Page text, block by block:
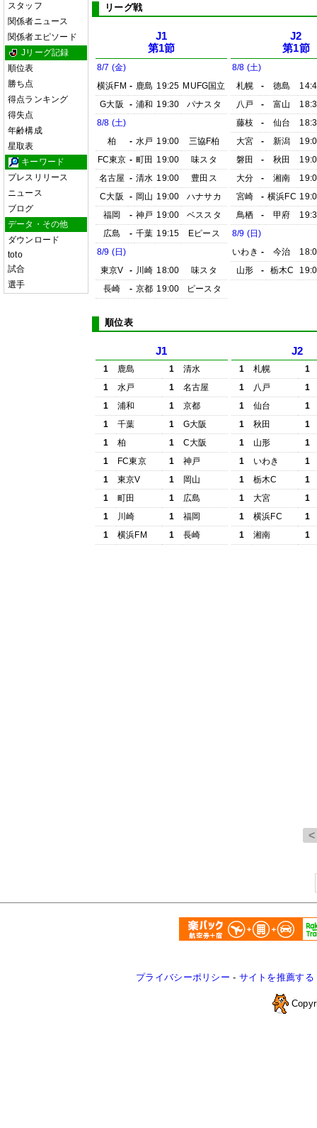
スタッフ
関係者ニュース
関係者エピソード
Jリーグ記録
順位表
勝ち点
得点ランキング
得失点
年齢構成
星取表
キーワード
プレスリリース
ニュース
ブログ
データ・その他
ダウンロード
toto
試合
選手
リーグ戦
J1
第1節
8/7 (金)
横浜FM - 鹿島 19:25 MUFG国立
G大阪
- 浦和 19:30
パナスタ
8/8 (土)
柏
- 水戸 19:00
三協F柏
FC東京 - 町田 19:00
味スタ
名古屋 - 清水 19:00
豊田ス
C大阪
- 岡山 19:00
ハナサカ
福岡
- 神戸 19:00
ベススタ
広島
- 千葉 19:15
Eピース
8/9 (日)
東京V
- 川崎 18:00
味スタ
長崎
- 京都 19:00 ピースタ
J2
第1節
8/8 (土)
札幌
- 徳島
八戸
- 富山
藤枝
- 仙台
大宮
- 新潟
磐田
- 秋田
大分
- 湘南
宮崎
- 横浜FC
鳥栖
- 甲府
8/9 (日)
いわき - 今治
山形
- 栃木C
順位表
J1
1 鹿島 1
清水
1
水戸 1
名古屋
1
浦和 1
京都
1
千葉 1
G大阪
1
柏 1
C大阪
1
FC東京 1
神戸
1
東京V 1
岡山
1
町田 1
広島
1
川崎 1
福岡
1
横浜FM 1 長崎
J2
1 札幌
1
1
八戸
1
1
仙台
1
1
秋田
1
1
山形
1
1
いわき
1
1
栃木C
1
1
大宮
1
1
横浜FC
1
1
湘南 1
プライバシーポリシー - サイトを推薦する